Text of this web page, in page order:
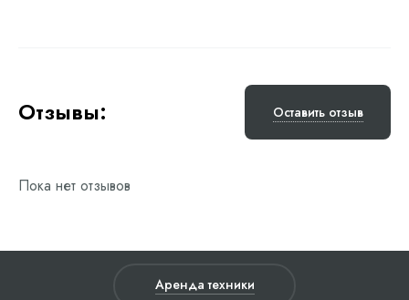
Отзывы: Оставить отзыв
Пока нет отзывов
Аренда техники